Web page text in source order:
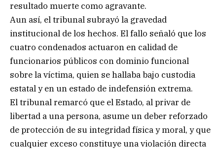
resultado muerte como agravante.
Aun así, el tribunal subrayó la gravedad
institucional de los hechos. El fallo señaló que los
cuatro condenados actuaron en calidad de
funcionarios públicos con dominio funcional
sobre la víctima, quien se hallaba bajo custodia
estatal y en un estado de indefensión extrema.
El tribunal remarcó que el Estado, al privar de
libertad a una persona, asume un deber reforzado
de protección de su integridad física y moral, y que
cualquier exceso constituye una violación directa